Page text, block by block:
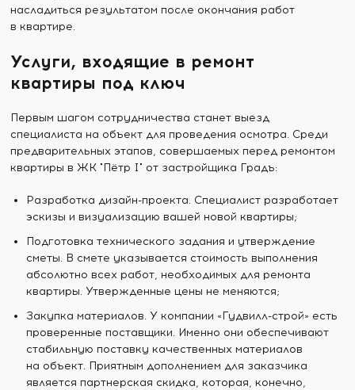
насладиться результатом после окончания работ
в квартире.
Услуги, входящие в ремонт
квартиры под ключ
Первым шагом сотрудничества станет выезд
специалиста на объект для проведения осмотра. Среди
предварительных этапов, совершаемых перед ремонтом
квартиры в ЖК "Пётр I" от застройщика Градъ:
Разработка дизайн-проекта. Специалист разработает
эскизы и визуализацию вашей новой квартиры;
Подготовка технического задания и утверждение
сметы. В смете указывается стоимость выполнения
абсолютно всех работ, необходимых для ремонта
квартиры. Утвержденные цены не меняются;
Закупка материалов. У компании «Гудвилл-строй» есть
проверенные поставщики. Именно они обеспечивают
стабильную поставку качественных материалов
на объект. Приятным дополнением для заказчика
является партнерская скидка, которая, конечно,